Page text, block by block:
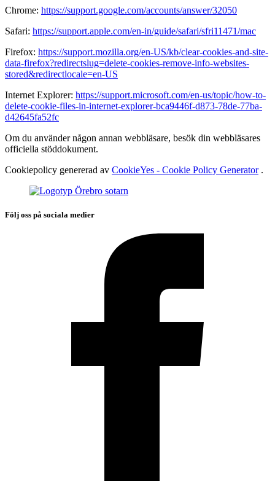
Chrome: https://support.google.com/accounts/answer/32050
Safari: https://support.apple.com/en-in/guide/safari/sfri11471/mac
Firefox: https://support.mozilla.org/en-US/kb/clear-cookies-and-site-
data-firefox?redirectslug=delete-cookies-remove-info-websites-
stored&redirectlocale=en-US
Internet Explorer: https://support.microsoft.com/en-us/topic/how-to-
delete-cookie-files-in-internet-explorer-bca9446f-d873-78de-77ba-
d42645fa52fc
Om du använder någon annan webbläsare, besök din webbläsares
officiella stöddokument.
Cookiepolicy genererad av CookieYes - Cookie Policy Generator.
Följ oss på sociala medier